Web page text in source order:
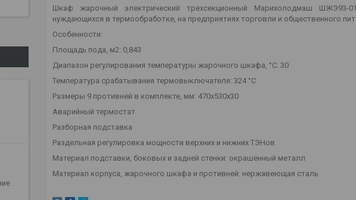
Шкаф жарочный электрический трехсекционный Марихолодмаш ШЖЭ93-
нуждающихся в термообработке, на предприятиях торговли и общественного
Особенности:
Площадь пода, м2: 0,843
Диапазон регулирования температуры жарочного шкафа, °С: 30
Температура срабатывания термовыключателя: 324 °С
Размеры 9 противней в комплекте, мм: 470х530х30
Аварийный термостат
Разборная подставка
Раздельная регулировка мощности верхних и нижних ТЭНов
Материал подставки, боковых и задней стенки: окрашенный металл
Материал корпуса, жарочного шкафа и противней: нержавеющая сталь